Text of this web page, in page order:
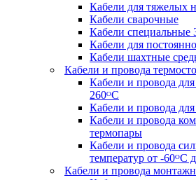
Кабели для тяжелых
Кабели сварочные
Кабели специальные
Кабели для
Кабели шахтные
Кабели и провода
Кабели и провода
260ᴼС
Кабели и провода
Кабели и провода
термопары
Кабели и провода
температур от -60ᴼC
Кабели и провода